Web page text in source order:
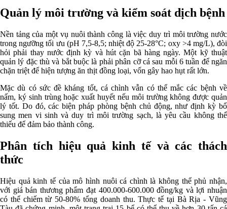
Quản lý môi trường và kiểm soát dịch bệnh
Nền tảng của một vụ nuôi thành công là việc duy trì môi trường nước
trong ngưỡng tối ưu (pH 7,5-8,5; nhiệt độ 25-28°C; oxy >4 mg/L), đòi
hỏi phải thay nước định kỳ và hút cặn bã hàng ngày. Một kỹ thuật
quản lý đặc thù và bắt buộc là phải phân cỡ cá sau mỗi 6 tuần để ngăn
chặn triệt để hiện tượng ăn thịt đồng loại, vốn gây hao hụt rất lớn.
Mặc dù có sức đề kháng tốt, cá chình vẫn có thể mắc các bệnh về
nấm, ký sinh trùng hoặc xuất huyết nếu môi trường không được quản
lý tốt. Do đó, các biện pháp phòng bệnh chủ động, như định kỳ bổ
sung men vi sinh và duy trì môi trường sạch, là yêu cầu không thể
thiếu để đảm bảo thành công.
Phân tích hiệu quả kinh tế và các thách
thức
Hiệu quả kinh tế của mô hình nuôi cá chình là không thể phủ nhận,
với giá bán thương phẩm đạt 400.000-600.000 đồng/kg và lợi nhuận
có thể chiếm từ 50-80% tổng doanh thu. Thực tế tại Bà Rịa - Vũng